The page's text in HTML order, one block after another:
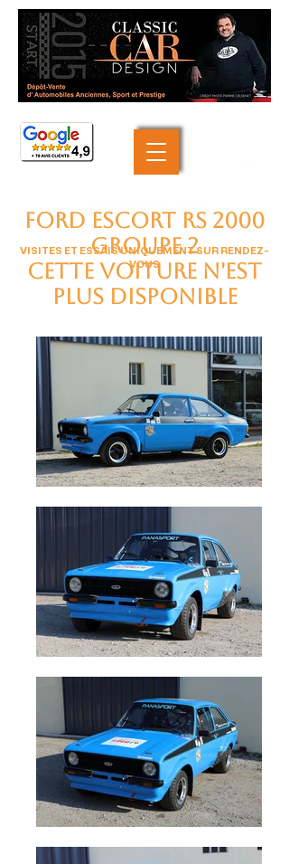
VISITES ET ESSAIS UNIQUEMENT SUR RENDEZ-
VOUS
contact@classiccardesign.fr
+33 (0)6 46 05 40 69
FORD Escort RS 2000
groupe 2
cette voiture n'est
plus disponible